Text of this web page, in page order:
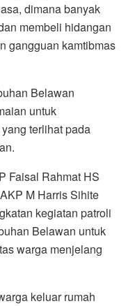
dimana banyak
membeli hidangan
gangguan kamtibmas
Belawan
untuk
terlihat pada
Faisal Rahmat HS
M Harris Sihite
kegiatan patroli
Belawan untuk
warga menjelang
keluar rumah